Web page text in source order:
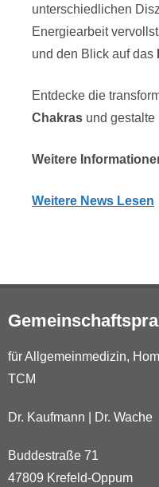
unterschiedlichen
Energiearbeit
und den Blick auf das
Entdecke die
Chakras und gestalte
Weitere
Weitere News Lesen
für Allgemeinmedizin,
TCM
Dr. Kaufmann | Dr. Wache
Buddestraße 71
47809 Krefeld-Oppum